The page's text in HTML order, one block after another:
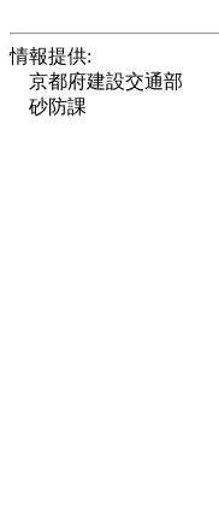
情報提供:
京都府建設交通部
砂防課